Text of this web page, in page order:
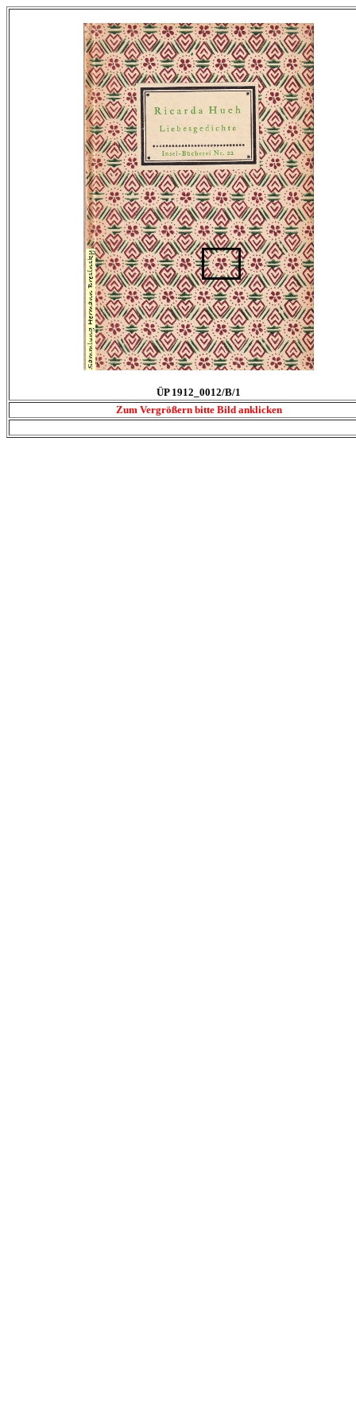
ÜP 1912_0012/B/1
Zum Vergrößern bitte Bild anklicken